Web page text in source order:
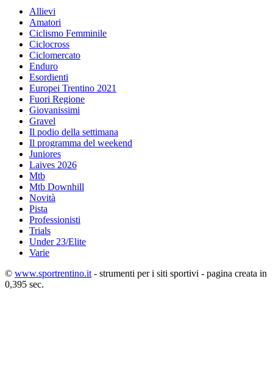
Allievi
Amatori
Ciclismo Femminile
Ciclocross
Ciclomercato
Enduro
Esordienti
Europei Trentino 2021
Fuori Regione
Giovanissimi
Gravel
Il podio della settimana
Il programma del weekend
Juniores
Laives 2026
Mtb
Mtb Downhill
Novità
Pista
Professionisti
Trials
Under 23/Elite
Varie
© www.sportrentino.it - strumenti per i siti sportivi - pagina creata in
0,395 sec.